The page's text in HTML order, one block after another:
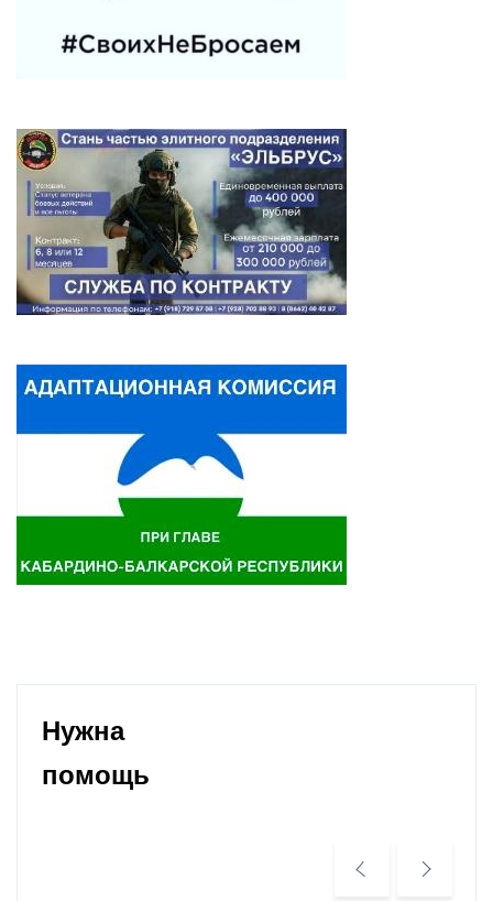
Нужна
помощь